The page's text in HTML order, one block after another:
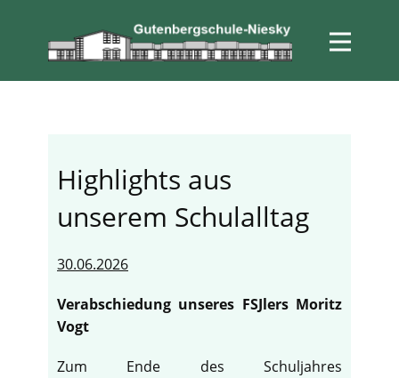
Highlights aus
unserem Schulalltag
30.06.2026
Verabschiedung unseres FSJlers Moritz
Vogt
Zum Ende des Schuljahres